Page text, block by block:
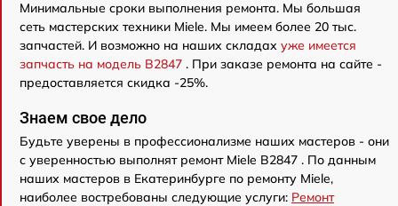
Минимальные сроки выполнения ремонта. Мы большая
сеть мастерских техники Miele. Мы имеем более 20 тыс.
запчастей. И возможно на наших складах уже имеется
запчасть на модель B2847 . При заказе ремонта на сайте -
предоставляется скидка -25%.
Знаем свое дело
Будьте уверены в профессионализме наших мастеров - они
с уверенностью выполнят ремонт Miele B2847 . По данным
наших мастеров в Екатеринбурге по ремонту Miele,
наиболее востребованы следующие услуги: Ремонт